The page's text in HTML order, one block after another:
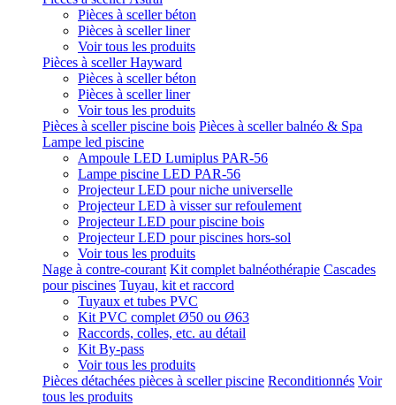
Pièces à sceller béton
Pièces à sceller liner
Voir tous les produits
Pièces à sceller Hayward
Pièces à sceller béton
Pièces à sceller liner
Voir tous les produits
Pièces à sceller piscine bois Pièces à sceller balnéo & Spa
Lampe led piscine
Ampoule LED Lumiplus PAR-56
Lampe piscine LED PAR-56
Projecteur LED pour niche universelle
Projecteur LED à visser sur refoulement
Projecteur LED pour piscine bois
Projecteur LED pour piscines hors-sol
Voir tous les produits
Nage à contre-courant Kit complet balnéothérapie Cascades
pour piscines Tuyau, kit et raccord
Tuyaux et tubes PVC
Kit PVC complet Ø50 ou Ø63
Raccords, colles, etc. au détail
Kit By-pass
Voir tous les produits
Pièces détachées pièces à sceller piscine Reconditionnés Voir
tous les produits